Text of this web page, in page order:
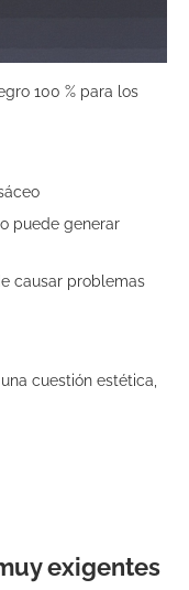
100 % para los
puede generar
causar problemas
cuestión estética,
exigentes